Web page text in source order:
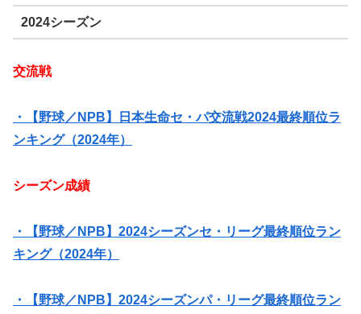
2024シーズン
交流戦
・【野球／NPB】日本生命セ・パ交流戦2024最終順位ラ
ンキング（2024年）
シーズン成績
・【野球／NPB】2024シーズンセ・リーグ最終順位ラン
キング（2024年）
・【野球／NPB】2024シーズンパ・リーグ最終順位ラン